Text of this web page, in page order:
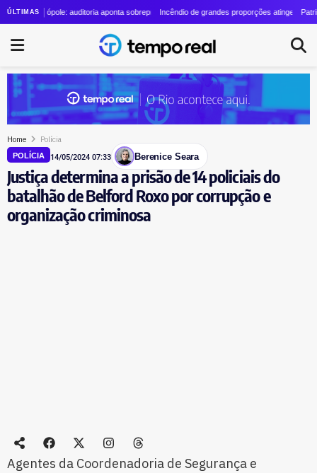
ÚLTIMAS
cresce quase 24 vezes em quatro anos
auditoria aponta sobrepreço de R$ 20 milhões em contrato de R$ 56 milhões
Incêndio de grandes proporções atinge o Parque
Patrimônio de
Home Polícia
POLÍCIA 14/05/2024 07:33 Berenice Seara
Justiça determina a prisão de 14 policiais do
batalhão de Belford Roxo por corrupção e
organização criminosa
Agentes da Coordenadoria de Segurança e